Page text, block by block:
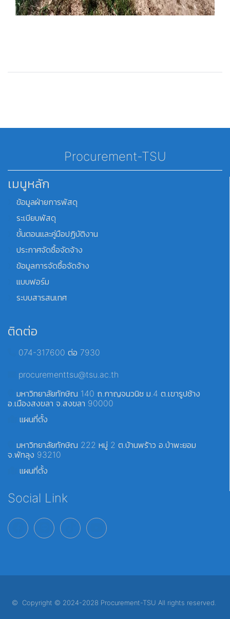
Procurement-TSU
เมนูหลัก
ข้อมูลฝ่ายการพัสดุ
ระเบียบพัสดุ
ขั้นตอนและคู่มือปฏิบัติงาน
ประกาศจัดซื้อจัดจ้าง
ข้อมูลการจัดซื้อจัดจ้าง
แบบฟอร์ม
ระบบสารสนเทศ
ติดต่อ
074-317600 ต่อ 7930
procurementtsu@tsu.ac.th
มหาวิทยาลัยทักษิณ 140 ถ.กาญจนวนิช ม.4 ต.เขารูปช้าง
อ.เมืองสงขลา จ.สงขลา 90000
แผนที่ตั้ง
มหาวิทยาลัยทักษิณ 222 หมู่ 2 ต.บ้านพร้าว อ.ป่าพะยอม
จ.พัทลุง 93210
แผนที่ตั้ง
Social Link
© Copyright © 2024-2028 Procurement-TSU All rights reserved.